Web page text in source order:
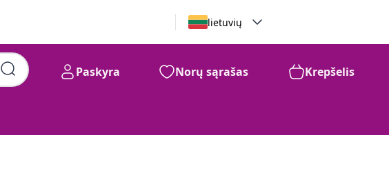
lietuvių
Paskyra Norų sąrašas Krepšelis